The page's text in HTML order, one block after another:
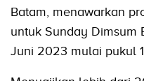
Batam, menawarkan
untuk Sunday Dimsum
Juni 2023 mulai pukul